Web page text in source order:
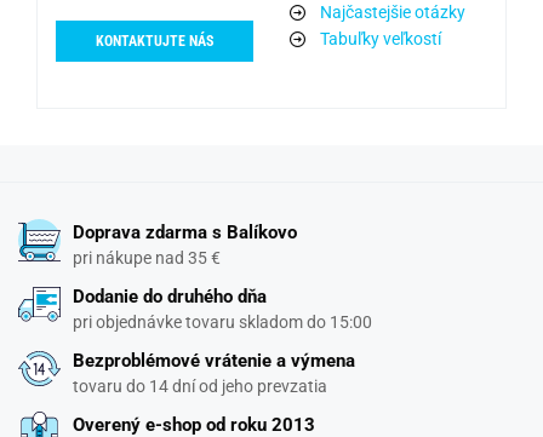
KONTAKTUJTE NÁS
Najčastejšie otázky
Tabuľky veľkostí
Doprava zdarma s Balíkovo
pri nákupe nad 35 €
Dodanie do druhého dňa
pri objednávke tovaru skladom do 15:00
Bezproblémové vrátenie a výmena
tovaru do 14 dní od jeho prevzatia
Overený e-shop od roku 2013